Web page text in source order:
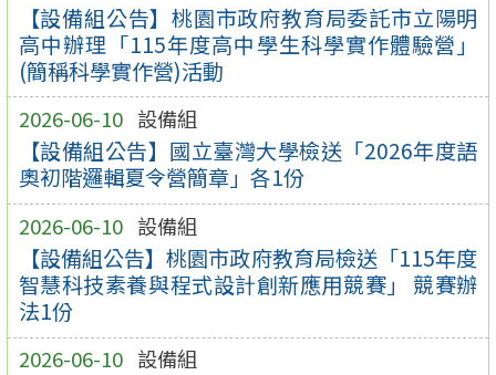
【設備組公告】桃園市政府教育局委託市立陽明
高中辦理「115年度高中學生科學實作體驗營」
(簡稱科學實作營)活動
2026-06-10 設備組
【設備組公告】國立臺灣大學檢送「2026年度語
奧初階邏輯夏令營簡章」各1份
2026-06-10 設備組
【設備組公告】桃園市政府教育局檢送「115年度
智慧科技素養與程式設計創新應用競賽」 競賽辦
法1份
2026-06-10 設備組